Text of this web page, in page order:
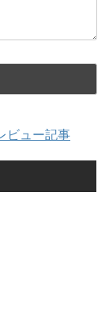
ビュー記事